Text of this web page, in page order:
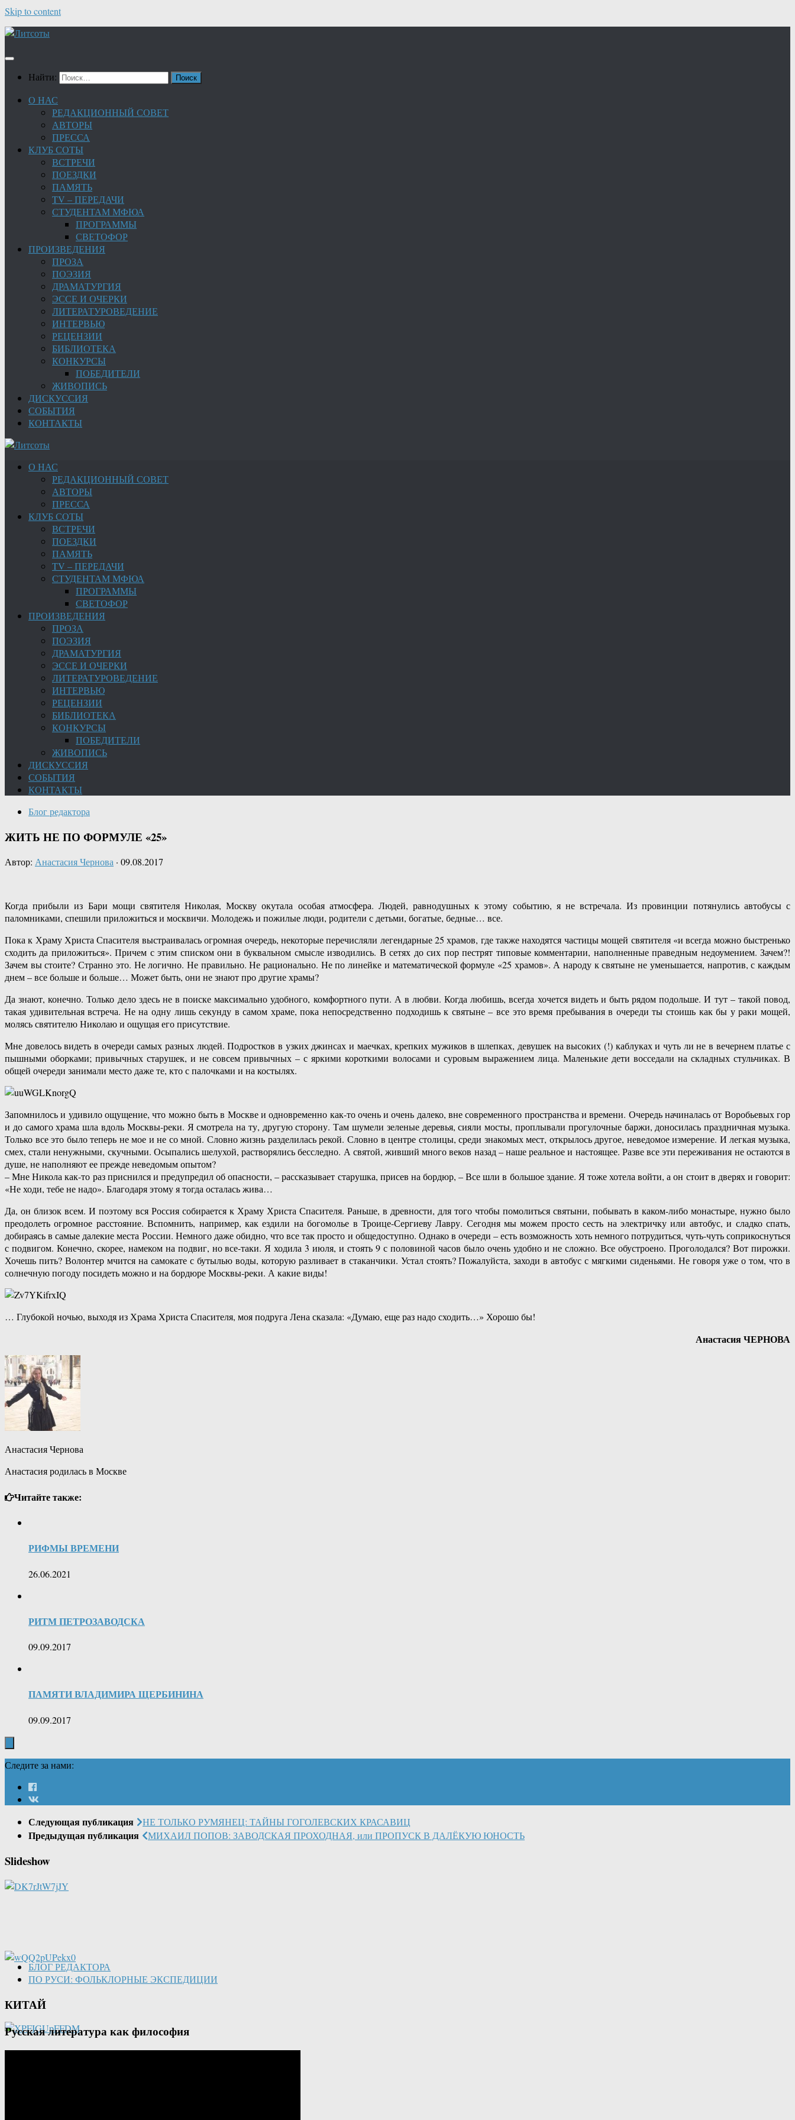
Skip to content
Найти:
О НАС
РЕДАКЦИОННЫЙ СОВЕТ
АВТОРЫ
ПРЕССА
КЛУБ СОТЫ
ВСТРЕЧИ
ПОЕЗДКИ
ПАМЯТЬ
TV – ПЕРЕДАЧИ
СТУДЕНТАМ МФЮА
ПРОГРАММЫ
СВЕТОФОР
ПРОИЗВЕДЕНИЯ
ПРОЗА
ПОЭЗИЯ
ДРАМАТУРГИЯ
ЭССЕ И ОЧЕРКИ
ЛИТЕРАТУРОВЕДЕНИЕ
ИНТЕРВЬЮ
РЕЦЕНЗИИ
БИБЛИОТЕКА
КОНКУРСЫ
ПОБЕДИТЕЛИ
ЖИВОПИСЬ
ДИСКУССИЯ
СОБЫТИЯ
КОНТАКТЫ
О НАС
РЕДАКЦИОННЫЙ СОВЕТ
АВТОРЫ
ПРЕССА
КЛУБ СОТЫ
ВСТРЕЧИ
ПОЕЗДКИ
ПАМЯТЬ
TV – ПЕРЕДАЧИ
СТУДЕНТАМ МФЮА
ПРОГРАММЫ
СВЕТОФОР
ПРОИЗВЕДЕНИЯ
ПРОЗА
ПОЭЗИЯ
ДРАМАТУРГИЯ
ЭССЕ И ОЧЕРКИ
ЛИТЕРАТУРОВЕДЕНИЕ
ИНТЕРВЬЮ
РЕЦЕНЗИИ
БИБЛИОТЕКА
КОНКУРСЫ
ПОБЕДИТЕЛИ
ЖИВОПИСЬ
ДИСКУССИЯ
СОБЫТИЯ
КОНТАКТЫ
Блог редактора
ЖИТЬ НЕ ПО ФОРМУЛЕ «25»
Автор: Анастасия Чернова · 09.08.2017
Когда прибыли из Бари мощи святителя Николая, Москву окутала особая атмосфера. Людей, равнодушных к этому событию, я не встречала. Из провинции потянулись автобусы с
паломниками, спешили приложиться и москвичи. Молодежь и пожилые люди, родители с детьми, богатые, бедные… все.
Пока к Храму Христа Спасителя выстраивалась огромная очередь, некоторые перечисляли легендарные 25 храмов, где также находятся частицы мощей святителя «и всегда можно быстренько
сходить да приложиться». Причем с этим списком они в буквальном смысле изводились. В сетях до сих пор пестрят типовые комментарии, наполненные праведным недоумением. Зачем?!
Зачем вы стоите? Странно это. Не логично. Не правильно. Не рационально. Не по линейке и математической формуле «25 храмов». А народу к святыне не уменьшается, напротив, с каждым
днем – все больше и больше… Может быть, они не знают про другие храмы?
Да знают, конечно. Только дело здесь не в поиске максимально удобного, комфортного пути. А в любви. Когда любишь, всегда хочется видеть и быть рядом подольше. И тут – такой повод,
такая удивительная встреча. Не на одну лишь секунду в самом храме, пока непосредственно подходишь к святыне – все это время пребывания в очереди ты стоишь как бы у раки мощей,
молясь святителю Николаю и ощущая его присутствие.
Мне довелось видеть в очереди самых разных людей. Подростков в узких джинсах и маечках, крепких мужиков в шлепках, девушек на высоких (!) каблуках и чуть ли не в вечернем платье с
пышными оборками; привычных старушек, и не совсем привычных – с яркими короткими волосами и суровым выражением лица. Маленькие дети восседали на складных стульчиках. В
общей очереди занимали место даже те, кто с палочками и на костылях.
Запомнилось и удивило ощущение, что можно быть в Москве и одновременно как-то очень и очень далеко, вне современного пространства и времени. Очередь начиналась от Воробьевых гор
и до самого храма шла вдоль Москвы-реки. Я смотрела на ту, другую сторону. Там шумели зеленые деревья, сияли мосты, проплывали прогулочные баржи, доносилась праздничная музыка.
Только все это было теперь не мое и не со мной. Словно жизнь разделилась рекой. Словно в центре столицы, среди знакомых мест, открылось другое, неведомое измерение. И легкая музыка,
смех, стали ненужными, скучными. Осыпались шелухой, растворялись бесследно. А святой, живший много веков назад – наше реальное и настоящее. Разве все эти переживания не остаются в
душе, не наполняют ее прежде неведомым опытом?
– Мне Никола как-то раз приснился и предупредил об опасности, – рассказывает старушка, присев на бордюр, – Все шли в большое здание. Я тоже хотела войти, а он стоит в дверях и говорит:
«Не ходи, тебе не надо». Благодаря этому я тогда осталась жива…
Да, он близок всем. И поэтому вся Россия собирается к Храму Христа Спасителя. Раньше, в древности, для того чтобы помолиться святыни, побывать в каком-либо монастыре, нужно было
преодолеть огромное расстояние. Вспомнить, например, как ездили на богомолье в Троице-Сергиеву Лавру. Сегодня мы можем просто сесть на электричку или автобус, и сладко спать,
добираясь в самые далекие места России. Немного даже обидно, что все так просто и общедоступно. Однако в очереди – есть возможность хоть немного потрудиться, чуть-чуть соприкоснуться
с подвигом. Конечно, скорее, намеком на подвиг, но все-таки. Я ходила 3 июля, и стоять 9 с половиной часов было очень удобно и не сложно. Все обустроено. Проголодался? Вот пирожки.
Хочешь пить? Волонтер мчится на самокате с бутылью воды, которую разливает в стаканчики. Устал стоять? Пожалуйста, заходи в автобус с мягкими сиденьями. Не говоря уже о том, что в
солнечную погоду посидеть можно и на бордюре Москвы-реки. А какие виды!
… Глубокой ночью, выходя из Храма Христа Спасителя, моя подруга Лена сказала: «Думаю, еще раз надо сходить…» Хорошо бы!
Анастасия ЧЕРНОВА
Анастасия Чернова
Анастасия родилась в Москве
Читайте также:
РИФМЫ ВРЕМЕНИ
26.06.2021
РИТМ ПЕТРОЗАВОДСКА
09.09.2017
ПАМЯТИ ВЛАДИМИРА ЩЕРБИНИНА
09.09.2017
Следите за нами:
Следующая публикация НЕ ТОЛЬКО РУМЯНЕЦ: ТАЙНЫ ГОГОЛЕВСКИХ КРАСАВИЦ
Предыдущая публикация МИХАИЛ ПОПОВ: ЗАВОДСКАЯ ПРОХОДНАЯ, или ПРОПУСК В ДАЛЁКУЮ ЮНОСТЬ
Slideshow
БЛОГ РЕДАКТОРА
ПО РУСИ: ФОЛЬКЛОРНЫЕ ЭКСПЕДИЦИИ
КИТАЙ
Русская литература как философия